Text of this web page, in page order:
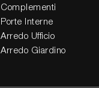
Complementi
Porte Interne
Arredo Ufficio
Arredo Giardino